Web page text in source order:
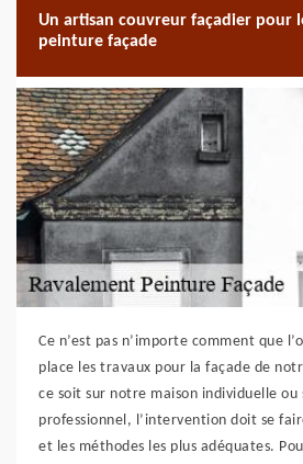
Un artisan couvreur façadier pour
peinture façade
Ce n’est pas n’importe comment que
place les travaux pour la façade de
ce soit sur notre maison individuelle
professionnel, l’intervention doit se
et les méthodes les plus adéquates.